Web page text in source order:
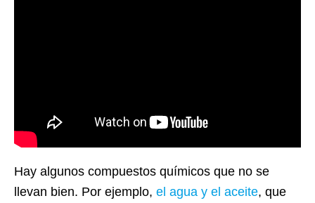
Hay algunos compuestos químicos que no se
llevan bien. Por ejemplo, el agua y el aceite, que